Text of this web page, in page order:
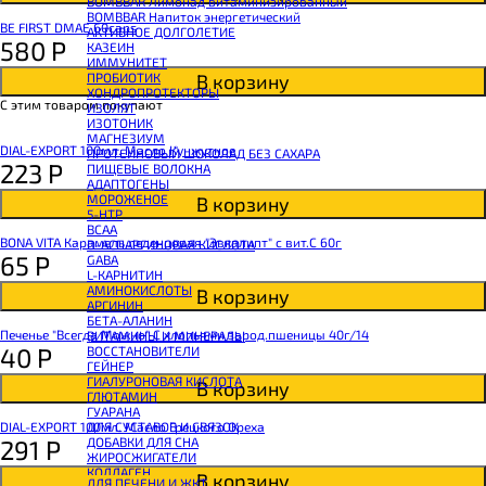
BOMBBAR Напиток энергетический
АКТИВНОЕ ДОЛГОЛЕТИЕ
КАЗЕИН
ИММУНИТЕТ
ПРОБИОТИК
ХОНДРОПРОТЕКТОРЫ
ИЗОЛЯТ
ИЗОТОНИК
МАГНЕЗИУМ
ПРОТЕИНОВЫЙ ШОКОЛАД БЕЗ САХАРА
ПИЩЕВЫЕ ВОЛОКНА
АДАПТОГЕНЫ
МОРОЖЕНОЕ
5-HTP
BCAA
D-АСПАРГИНОВАЯ КИСЛОТА
GABA
L-КАРНИТИН
АМИНОКИСЛОТЫ
АРГИНИН
БЕТА-АЛАНИН
ВИТАМИНЫ И МИНЕРАЛЫ
ВОССТАНОВИТЕЛИ
ГЕЙНЕР
ГИАЛУРОНОВАЯ КИСЛОТА
ГЛЮТАМИН
ГУАРАНА
ДЛЯ СУСТАВОВ И СВЯЗОК
ДОБАВКИ ДЛЯ СНА
ЖИРОСЖИГАТЕЛИ
КОЛЛАГЕН
ДЛЯ ПЕЧЕНИ И ЖКТ
BE FIRST DMAE 60caps
580 Р
В корзину
С этим товаром покупают
DIAL-EXPORT 100мл. Масло Кунжутное
223 Р
В корзину
BONA VITA Карамель леденцовая "Эвкалипт" с вит.С 60г
65 Р
В корзину
Печенье "Всегда Можно" С хлопьями зарод.пшеницы 40г/14
40 Р
В корзину
DIAL-EXPORT 100мл. Масло Грецкого Ореха
291 Р
В корзину